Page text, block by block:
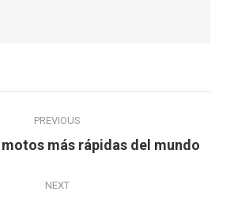
PREVIOUS
Previous
más rápidas del mundo
NEXT